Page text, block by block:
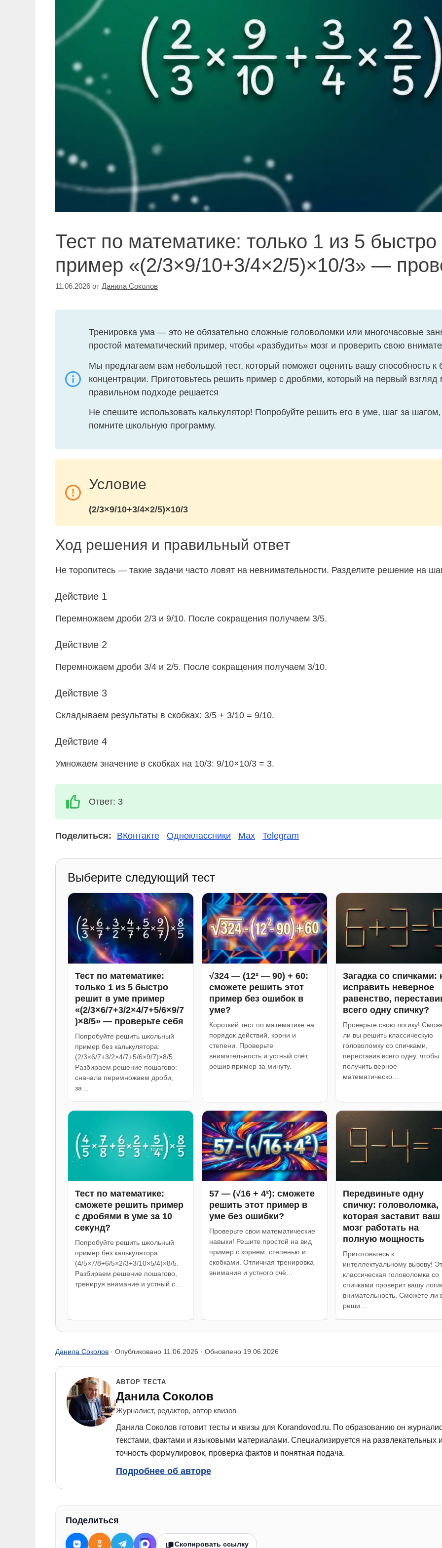
Тест по математике: только 1 из 5
пример «(2/3×9/10+3/4×2/5)×10/3» —
11.06.2026 от Данила Соколов
Тренировка ума — это не обязательно сложные головоломки или многочасовые
простой математический пример, чтобы «разбудить» мозг и проверить свою
Мы предлагаем вам небольшой тест, который поможет оценить вашу способность к
концентрации. Приготовьтесь решить пример с дробями, который на первый
правильном подходе решается
Не спешите использовать калькулятор! Попробуйте решить его в уме, шаг за
помните школьную программу.
Условие
(2/3×9/10+3/4×2/5)×10/3
Ход решения и правильный ответ
Не торопитесь — такие задачи часто ловят на невнимательности. Разделите решение на
Действие 1
Перемножаем дроби 2/3 и 9/10. После сокращения получаем 3/5.
Действие 2
Перемножаем дроби 3/4 и 2/5. После сокращения получаем 3/10.
Действие 3
Складываем результаты в скобках: 3/5 + 3/10 = 9/10.
Действие 4
Умножаем значение в скобках на 10/3: 9/10×10/3 = 3.
Ответ: 3
Поделиться: ВКонтакте Одноклассники Max Telegram
Выберите следующий тест
Тест по математике:
только 1 из 5 быстро
решит в уме пример
«(2/3×6/7+3/2×4/7+5/6×9/7
)×8/5» — проверьте себя
Попробуйте решить школьный
пример без калькулятора:
(2/3×6/7+3/2×4/7+5/6×9/7)×8/5.
Разбираем решение пошагово:
сначала перемножаем дроби,
за…
√324 — (12² — 90) + 60:
сможете решить этот
пример без ошибок в
уме?
Короткий тест по математике на
порядок действий, корни и
степени. Проверьте
внимательность и устный счёт,
решив пример за минуту.
Загадка со спичками:
исправить неверное
равенство,
всего одну спичку?
Проверьте свою логику!
ли вы решить классическую
головоломку со спичками,
переставив всего одну, чтобы
получить верное
математическо…
Тест по математике:
сможете решить пример
с дробями в уме за 10
секунд?
Попробуйте решить школьный
пример без калькулятора:
(4/5×7/8+6/5×2/3+3/10×5/4)×8/5.
Разбираем решение пошагово,
тренируя внимание и устный с…
57 — (√16 + 4²): сможете
решить этот пример в
уме без ошибки?
Проверьте свои математические
навыки! Решите простой на вид
пример с корнем, степенью и
скобками. Отличная тренировка
внимания и устного счё…
Передвиньте одну
спичку: головоломка,
которая заставит ваш
мозг работать на
полную мощность
Приготовьтесь к
интеллектуальному вызову!
классическая головоломка со
спичками проверит вашу
внимательность. Сможете ли
реши…
Данила Соколов · Опубликовано 11.06.2026 · Обновлено 19.06.2026
АВТОР ТЕСТА
Данила Соколов
Журналист, редактор, автор квизов
Данила Соколов готовит тесты и квизы для Korandovod.ru. По образованию он
текстами, фактами и языковыми материалами. Специализируется на развлекательных
точность формулировок, проверка фактов и понятная подача.
Подробнее об авторе
Поделиться
Скопировать ссылку